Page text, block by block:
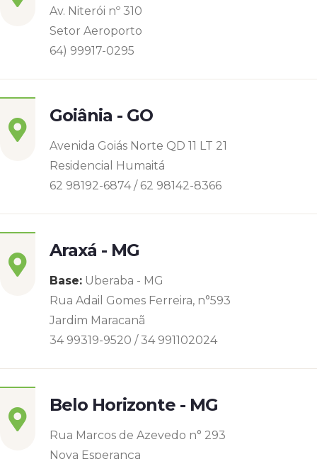
Av. Niterói nº 310
Setor Aeroporto
64) 99917-0295
Goiânia - GO
Avenida Goiás Norte QD 11 LT 21
Residencial Humaitá
62 98192-6874 / 62 98142-8366
Araxá - MG
Base: Uberaba - MG
Rua Adail Gomes Ferreira, n°593
Jardim Maracanã
34 99319-9520 / 34 991102024
Belo Horizonte - MG
Rua Marcos de Azevedo n° 293
Nova Esperança